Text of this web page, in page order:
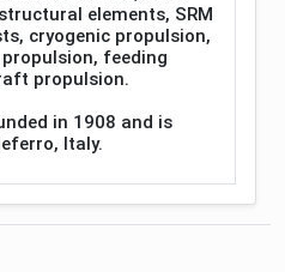
elements, SRM
cryogenic propulsion,
feeding
propulsion.
in 1908 and is
Italy.